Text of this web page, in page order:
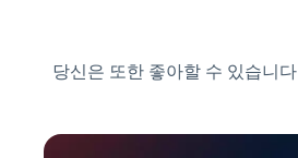
당신은 또한 좋아할 수 있습니다